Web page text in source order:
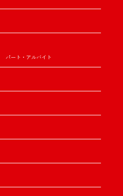
パート・アルバイト